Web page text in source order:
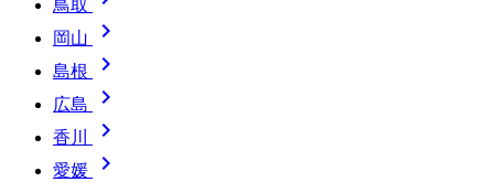
鳥取
岡山 
島根 
広島 
香川 
愛媛 